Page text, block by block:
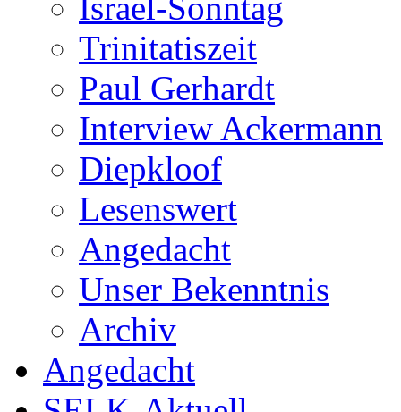
Trinitatiszeit
Paul Gerhardt
Interview Ackermann
Diepkloof
Lesenswert
Angedacht
Unser Bekenntnis
Archiv
Angedacht